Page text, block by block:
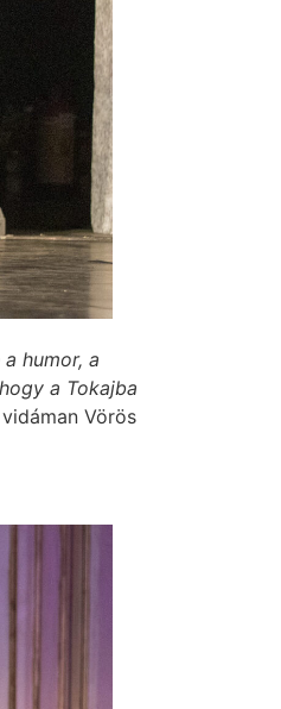
humor, a
a Tokajba
Vörös